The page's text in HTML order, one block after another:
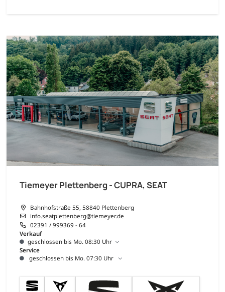
Tiemeyer Plettenberg - CUPRA, SEAT
Bahnhofstraße 55, 58840 Plettenberg
info.seatplettenberg@tiemeyer.de
02391 / 999369 - 64
Verkauf
geschlossen bis Mo. 08:30 Uhr
Service
geschlossen bis Mo. 07:30 Uhr